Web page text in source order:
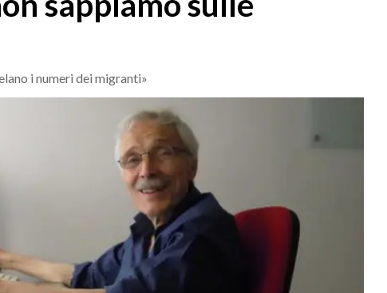
i numeri dei migranti»